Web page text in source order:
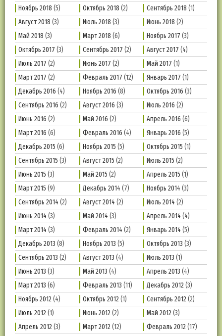
Ноябрь 2018 (5) Октябрь 2018 (2) Сентябрь 2018 (1)
Август 2018 (3) Июль 2018 (3) Июнь 2018 (2)
Май 2018 (3) Март 2018 (6) Ноябрь 2017 (3)
Октябрь 2017 (3) Сентябрь 2017 (2) Август 2017 (4)
Июль 2017 (2) Июнь 2017 (2) Май 2017 (1)
Март 2017 (2) Февраль 2017 (12) Январь 2017 (1)
Декабрь 2016 (4) Ноябрь 2016 (8) Октябрь 2016 (3)
Сентябрь 2016 (2) Август 2016 (3) Июль 2016 (2)
Июнь 2016 (2) Май 2016 (2) Апрель 2016 (6)
Март 2016 (6) Февраль 2016 (4) Январь 2016 (5)
Декабрь 2015 (6) Ноябрь 2015 (5) Октябрь 2015 (1)
Сентябрь 2015 (3) Август 2015 (2) Июль 2015 (2)
Июнь 2015 (3) Май 2015 (2) Апрель 2015 (1)
Март 2015 (9) Декабрь 2014 (7) Ноябрь 2014 (3)
Сентябрь 2014 (2) Август 2014 (2) Июль 2014 (2)
Июнь 2014 (3) Май 2014 (3) Апрель 2014 (4)
Март 2014 (3) Февраль 2014 (2) Январь 2014 (5)
Декабрь 2013 (8) Ноябрь 2013 (5) Октябрь 2013 (3)
Сентябрь 2013 (2) Август 2013 (4) Июль 2013 (1)
Июнь 2013 (3) Май 2013 (4) Апрель 2013 (4)
Март 2013 (6) Февраль 2013 (11) Декабрь 2012(3)
Ноябрь 2012(4) Октябрь 2012(1) Сентябрь 2012(2)
Июль 2012(1) Июнь 2012(2) Май 2012(3)
Апрель 2012(3) Март 2012(12) Февраль 2012(17)